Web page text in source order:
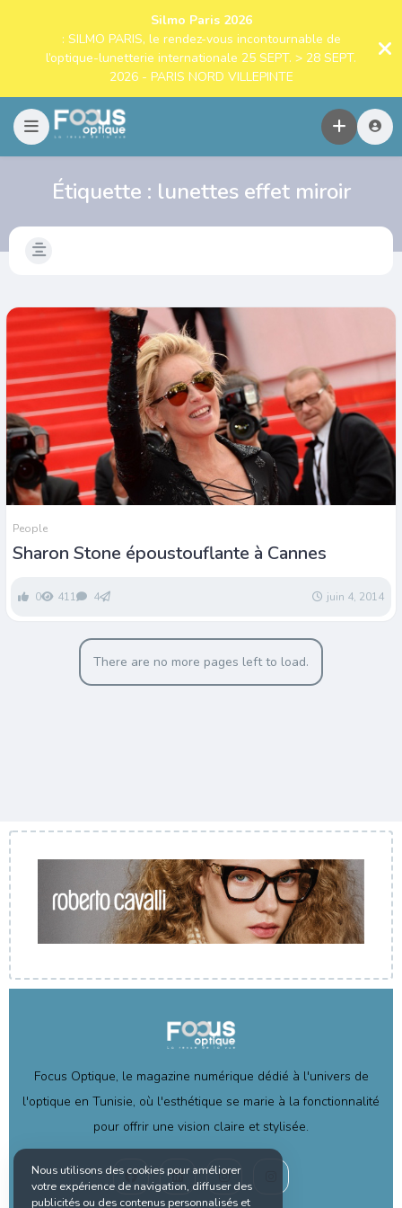
Silmo Paris 2026
: SILMO PARIS, le rendez-vous incontournable de
l’optique-lunetterie internationale 25 SEPT. > 28 SEPT.
2026 - PARIS NORD VILLEPINTE
Étiquette : lunettes effet miroir
People
Sharon Stone époustouflante à Cannes
0 411 4 juin 4, 2014
There are no more pages left to load.
Focus Optique, le magazine numérique dédié à l'univers de
l'optique en Tunisie, où l'esthétique se marie à la fonctionnalité
pour offrir une vision claire et stylisée.
Nous utilisons des cookies pour améliorer
votre expérience de navigation, diffuser des
publicités ou des contenus personnalisés et